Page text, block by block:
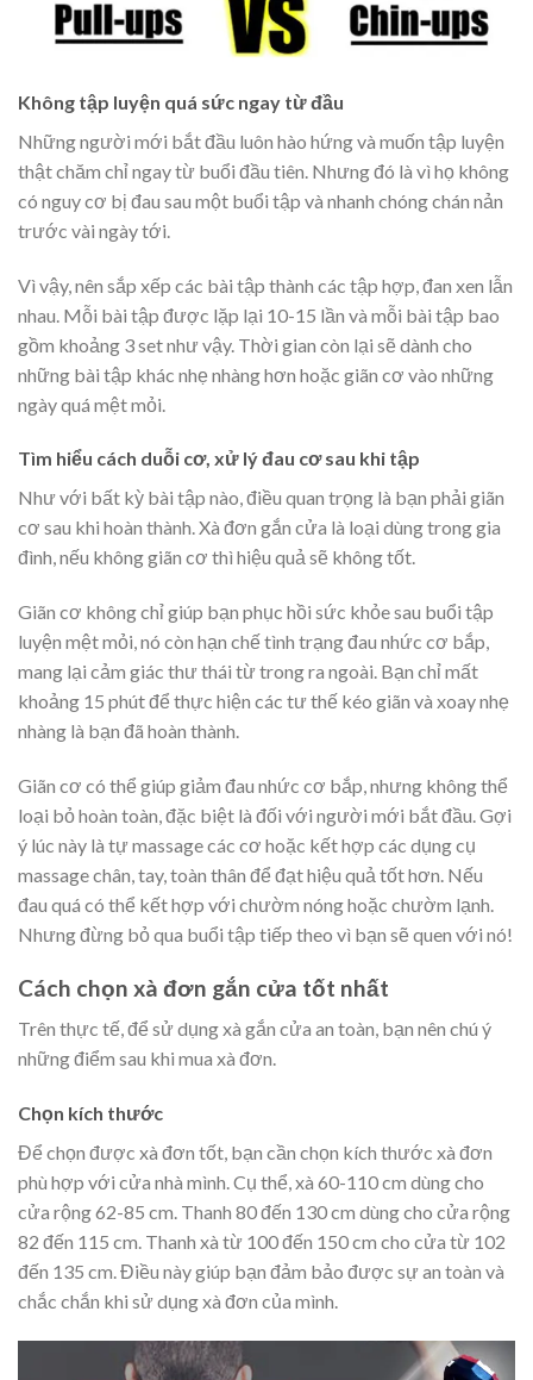
Không tập luyện quá sức ngay từ đầu
Những người mới bắt đầu luôn hào hứng và muốn tập luyện
thật chăm chỉ ngay từ buổi đầu tiên. Nhưng đó là vì họ không
có nguy cơ bị đau sau một buổi tập và nhanh chóng chán nản
trước vài ngày tới.
Vì vậy, nên sắp xếp các bài tập thành các tập hợp, đan xen lẫn
nhau. Mỗi bài tập được lặp lại 10-15 lần và mỗi bài tập bao
gồm khoảng 3 set như vậy. Thời gian còn lại sẽ dành cho
những bài tập khác nhẹ nhàng hơn hoặc giãn cơ vào những
ngày quá mệt mỏi.
Tìm hiểu cách duỗi cơ, xử lý đau cơ sau khi tập
Như với bất kỳ bài tập nào, điều quan trọng là bạn phải giãn
cơ sau khi hoàn thành. Xà đơn gắn cửa là loại dùng trong gia
đình, nếu không giãn cơ thì hiệu quả sẽ không tốt.
Giãn cơ không chỉ giúp bạn phục hồi sức khỏe sau buổi tập
luyện mệt mỏi, nó còn hạn chế tình trạng đau nhức cơ bắp,
mang lại cảm giác thư thái từ trong ra ngoài. Bạn chỉ mất
khoảng 15 phút để thực hiện các tư thế kéo giãn và xoay nhẹ
nhàng là bạn đã hoàn thành.
Giãn cơ có thể giúp giảm đau nhức cơ bắp, nhưng không thể
loại bỏ hoàn toàn, đặc biệt là đối với người mới bắt đầu. Gợi
ý lúc này là tự massage các cơ hoặc kết hợp các dụng cụ
massage chân, tay, toàn thân để đạt hiệu quả tốt hơn. Nếu
đau quá có thể kết hợp với chườm nóng hoặc chườm lạnh.
Nhưng đừng bỏ qua buổi tập tiếp theo vì bạn sẽ quen với nó!
Cách chọn xà đơn gắn cửa tốt nhất
Trên thực tế, để sử dụng xà gắn cửa an toàn, bạn nên chú ý
những điểm sau khi mua xà đơn.
Chọn kích thước
Để chọn được xà đơn tốt, bạn cần chọn kích thước xà đơn
phù hợp với cửa nhà mình. Cụ thể, xà 60-110 cm dùng cho
cửa rộng 62-85 cm. Thanh 80 đến 130 cm dùng cho cửa rộng
82 đến 115 cm. Thanh xà từ 100 đến 150 cm cho cửa từ 102
đến 135 cm. Điều này giúp bạn đảm bảo được sự an toàn và
chắc chắn khi sử dụng xà đơn của mình.